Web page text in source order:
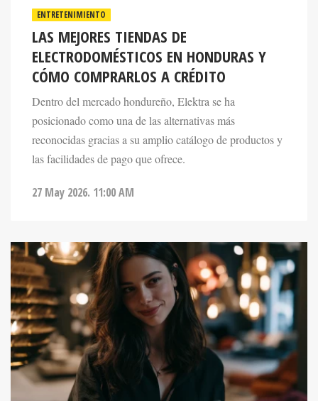
LAS MEJORES TIENDAS DE
ELECTRODOMÉSTICOS EN HONDURAS Y
CÓMO COMPRARLOS A CRÉDITO
Dentro del mercado hondureño, Elektra se ha
posicionado como una de las alternativas más
reconocidas gracias a su amplio catálogo de productos y
las facilidades de pago que ofrece.